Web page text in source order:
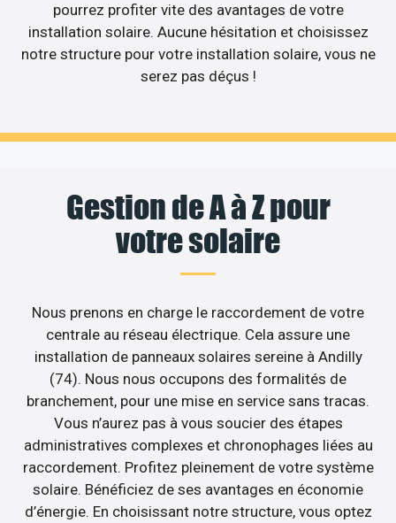
pourrez profiter vite des avantages de votre
installation solaire. Aucune hésitation et choisissez
notre structure pour votre installation solaire, vous ne
serez pas déçus !
Gestion de A à Z pour
votre solaire
Nous prenons en charge le raccordement de votre
centrale au réseau électrique. Cela assure une
installation de panneaux solaires sereine à Andilly
(74). Nous nous occupons des formalités de
branchement, pour une mise en service sans tracas.
Vous n’aurez pas à vous soucier des étapes
administratives complexes et chronophages liées au
raccordement. Profitez pleinement de votre système
solaire. Bénéficiez de ses avantages en économie
d’énergie. En choisissant notre structure, vous optez